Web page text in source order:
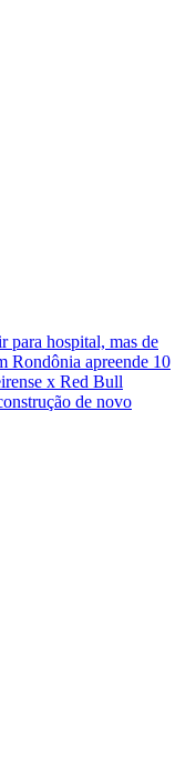
para hospital, mas de
Rondônia apreende 10
x Red Bull
de novo